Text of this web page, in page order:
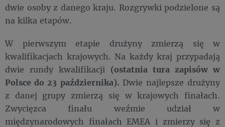
dwie osoby z danego kraju. Rozgrywki podzielone są
na kilka etapów.
W pierwszym etapie drużyny zmierzą się w
kwalifikacjach krajowych. Na każdy kraj przypadają
dwie rundy kwalifikacji (ostatnia tura zapisów w
Polsce do 23 października). Dwie najlepsze drużyny
z danej grupy zmierzą się w krajowych finałach.
Zwycięzca finału weźmie udział w
międzynarodowych finałach EMEA i zmierzy się z